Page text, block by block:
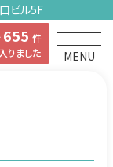
ビル5F
655 件
りました
MENU